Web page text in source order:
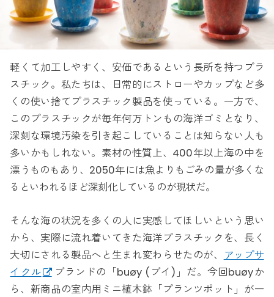
軽くて加工しやすく、安価であるという長所を持つプラ
スチック。私たちは、日常的にストローやカップなど多
くの使い捨てプラスチック製品を使っている。一方で、
このプラスチックが毎年何万トンもの海洋ゴミとなり、
深刻な環境汚染を引き起こしていることは知らない人も
多いかもしれない。素材の性質上、400年以上海の中を
漂うものもあり、2050年には魚よりもごみの量が多くな
るといわれるほど深刻化しているのが現状だ。
そんな海の状況を多くの人に実感してほしいという思い
から、実際に流れ着いてきた海洋プラスチックを、長く
大切にされる製品へと生まれ変わらせたのが、
アップサ
イクル
ブランドの「buøy (ブイ)」だ。今回buøyか
ら、新商品の室内用ミニ植木鉢「プランツポット」が一